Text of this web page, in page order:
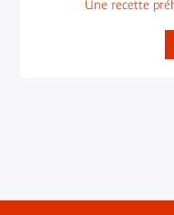
Une recette